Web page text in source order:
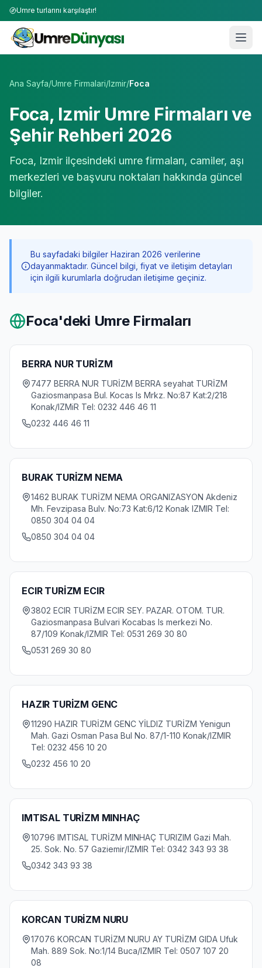
Umre turlarını karşılaştır!
Ana Sayfa/Umre Firmalari/Izmir/Foca
Foca, Izmir Umre Firmaları ve
Şehir Rehberi 2026
Foca, Izmir ilçesindeki umre firmaları, camiler, aşı
merkezleri ve başvuru noktaları hakkında güncel
bilgiler.
Bu sayfadaki bilgiler Haziran 2026 verilerine
dayanmaktadır. Güncel bilgi, fiyat ve iletişim detayları
için ilgili kurumlarla doğrudan iletişime geçiniz.
Foca'deki Umre Firmaları
BERRA NUR TURİZM
7477 BERRA NUR TURİZM BERRA seyahat TURİZM
Gaziosmanpasa Bul. Kocas Is Mrkz. No:87 Kat:2/218
Konak/IZMiR Tel: 0232 446 46 11
0232 446 46 11
BURAK TURİZM NEMA
1462 BURAK TURİZM NEMA ORGANIZASYON Akdeniz
Mh. Fevzipasa Bulv. No:73 Kat:6/12 Konak IZMIR Tel:
0850 304 04 04
0850 304 04 04
ECIR TURİZM ECIR
3802 ECIR TURİZM ECIR SEY. PAZAR. OTOM. TUR.
Gaziosmanpasa Bulvari Kocabas Is merkezi No.
87/109 Konak/IZMIR Tel: 0531 269 30 80
0531 269 30 80
HAZIR TURİZM GENC
11290 HAZIR TURİZM GENC YİLDIZ TURİZM Yenigun
Mah. Gazi Osman Pasa Bul No. 87/1-110 Konak/IZMIR
Tel: 0232 456 10 20
0232 456 10 20
IMTISAL TURİZM MINHAÇ
10796 IMTISAL TURİZM MINHAÇ TURIZIM Gazi Mah.
25. Sok. No. 57 Gaziemir/IZMIR Tel: 0342 343 93 38
0342 343 93 38
KORCAN TURİZM NURU
17076 KORCAN TURİZM NURU AY TURİZM GIDA Ufuk
Mah. 889 Sok. No:1/14 Buca/IZMIR Tel: 0507 107 20
08